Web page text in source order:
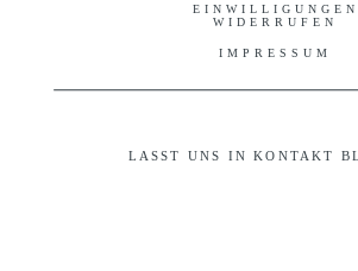
EINWILLIGUNGEN
WIDERRUFEN
IMPRESSUM
LASST UNS IN KONTAKT